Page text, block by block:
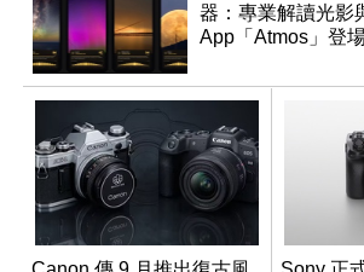
器：專業解讀光影
App「Atmos」登